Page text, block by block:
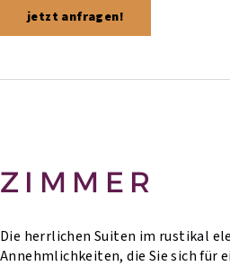
jetzt anfragen!
ZIMMER
Die herrlichen Suiten im rustikal
Annehmlichkeiten, die Sie sich für